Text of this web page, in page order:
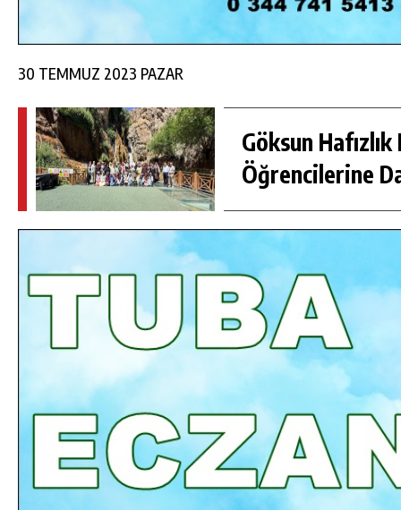
30 TEMMUZ 2023 PAZAR
Göksun Hafızlık
Öğrencilerine